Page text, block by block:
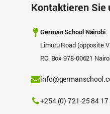
Kontaktieren Sie
German School Nairobi
Limuru Road (opposite
P.O. Box 978-00621
+254 (0) 721-25 84